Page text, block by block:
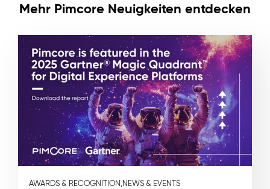
Mehr Pimcore Neuigkeiten entdecken
AWARDS & RECOGNITION,NEWS & EVENTS